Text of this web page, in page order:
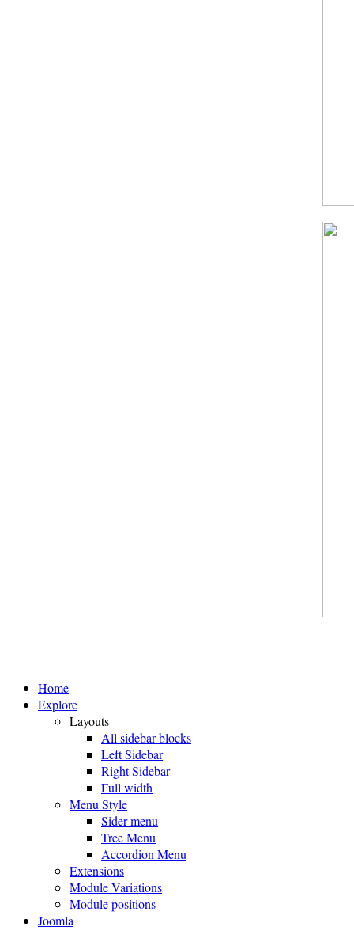
Home
Explore
Layouts
All sidebar blocks
Left Sidebar
Right Sidebar
Full width
Menu Style
Sider menu
Tree Menu
Accordion Menu
Extensions
Module Variations
Module positions
Joomla